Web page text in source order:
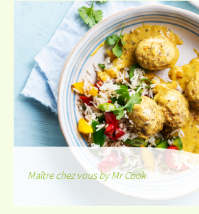
Maître chez vous by Mr Cook